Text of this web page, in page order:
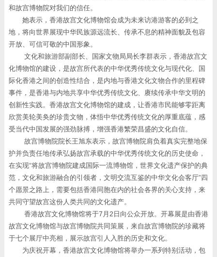
和故宫博物院对我们的信任。
她表示，香港故宫文化博物馆会成为未来访港游客的必到之
地，将向世界展现中华民族源远流长、传承不息的精神面貌及包容
开放、可信可敬的中国形象。
文化和旅游部副部长、国家文物局局长李群表示，香港故宫文
化博物馆的建设，是故宫所代表的中华优秀传统文化与现代化、国
际化香港之间的创造性结合，是内地与香港文化文物合作的里程碑
事件，是香港与内地共享中华优秀传统文化、赓续传承中华文明的
创新性实践。香港故宫文化博物馆的建成，让香港市民能够零距离
欣赏美轮美奂的珍贵文物，体悟中华优秀传统文化的厚重底蕴，感
受当代中国发展的强劲脉搏，增强香港繁荣昌盛的文化自信。
故宫博物院院长王旭东表示，故宫博物院肩负着真实完整地保
护并负责任地传承弘扬故宫承载的中华优秀传统文化的历史使命，
在实现“将故宫博物院建成国际一流博物馆，世界文化遗产保护的典
范，文化和旅游融合的引领者，文明交流互鉴的中华文化会客厅”四
个愿景之路上，需要包括香港同胞在内的社会各界的关心支持，来
共同守望故宫这份人类共同的文化遗产。
香港故宫文化博物馆将于7月2日向公众开放。开幕展是由香港
故宫文化博物馆与故宫博物院共同策展，来自故宫博物院的珍藏将
于七个展厅中亮相，展示故宫引人入胜的历史和文化。
为庆祝开幕，香港故宫文化博物馆将举办一系列特别活动，包